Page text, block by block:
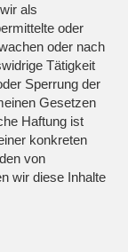
als
oder
oder nach
Tätigkeit
Sperrung der
Gesetzen
Haftung ist
konkreten
von
wir diese Inhalte